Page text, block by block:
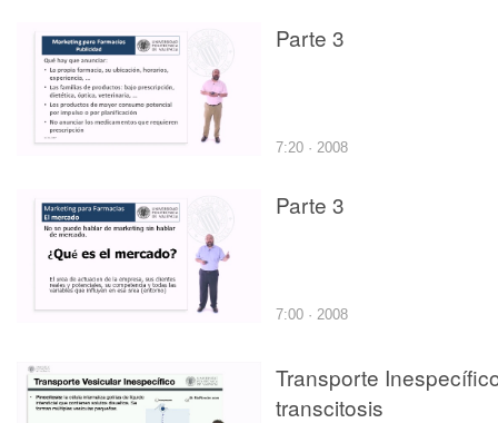
Parte 3
7:20 · 2008
Parte 3
7:00 · 2008
Transporte
transcitosis